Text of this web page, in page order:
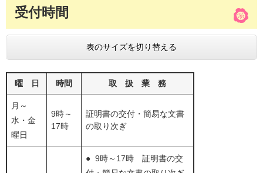
受付時間
表のサイズを切り替える
曜 日 時間 取 扱 業 務
月～
水・金
曜日
9時～
17時
証明書の交付・簡易な文書
の取り次ぎ
● 9時～17時 証明書の交